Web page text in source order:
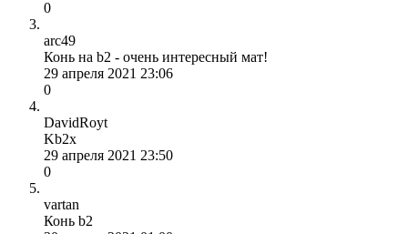
0
arc49
Конь на b2 - очень интересный мат!
29 апреля 2021 23:06
0
DavidRoyt
Kb2x
29 апреля 2021 23:50
0
vartan
Конь b2